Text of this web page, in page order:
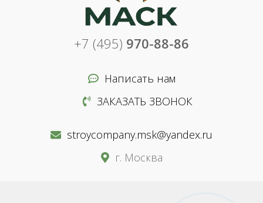
+7 (495) 970-88-86
Написать нам
ЗАКАЗАТЬ ЗВОНОК
stroycompany.msk@yandex.ru
г. Москва